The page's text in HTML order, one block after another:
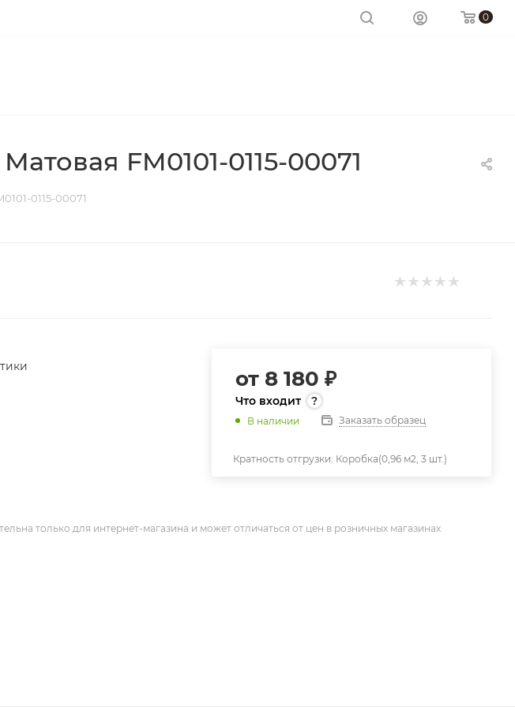
0
FM0101-0115-00071
0115-00071
от 8 180 ₽
Что входит
В наличии Заказать образец
Кратность отгрузки: Коробка(0,96 м2, 3 шт.)
только для интернет-магазина и может отличаться от цен в розничных магазинах